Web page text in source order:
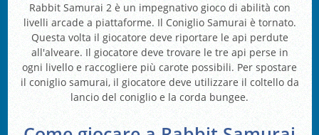
Rabbit Samurai 2 è un impegnativo gioco di abilità con
livelli arcade a piattaforme. Il Coniglio Samurai è tornato.
Questa volta il giocatore deve riportare le api perdute
all'alveare. Il giocatore deve trovare le tre api perse in
ogni livello e raccogliere più carote possibili. Per spostare
il coniglio samurai, il giocatore deve utilizzare il coltello da
lancio del coniglio e la corda bungee.